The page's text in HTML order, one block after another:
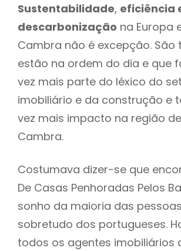
Sustentabilidade, eficiência
descarbonização na Europa
Cambra não é excepção. São
estão na ordem do dia e que
vez mais parte do léxico do
imobiliário e da construção e
vez mais impacto na região
Cambra.
Costumava dizer-se que
De Casas Penhoradas Pelos
sonho da maioria das
sobretudo dos portugueses.
todos os agentes imobiliários